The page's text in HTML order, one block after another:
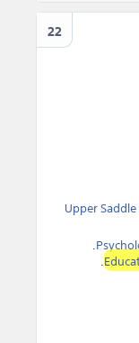
22
Upper Saddle
.
.